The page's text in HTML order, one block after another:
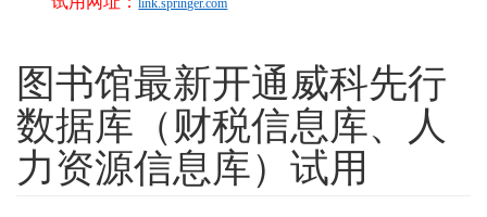
link.springer.com
图书馆最新开通威科先行
数据库（财税信息库、人
力资源信息库）试用